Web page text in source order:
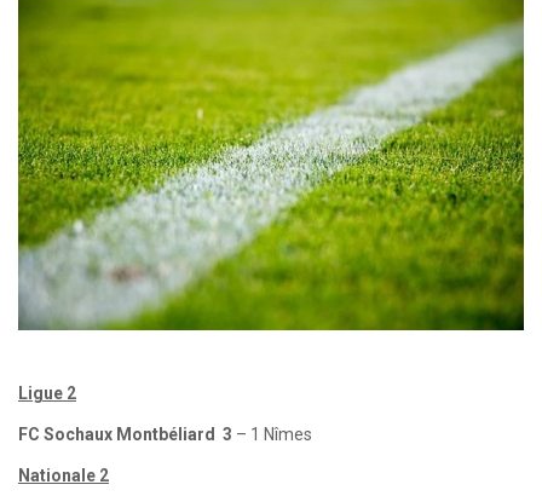
Ligue 2
FC Sochaux Montbéliard 3 – 1 Nîmes
Nationale 2